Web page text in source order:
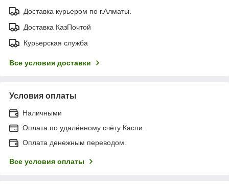
Доставка курьером по г.Алматы.
Доставка КазПочтой
Курьерская служба
Все условия доставки
Условия оплаты
Наличными
Оплата по удалённому счёту Каспи.
Оплата денежным переводом.
Все условия оплаты